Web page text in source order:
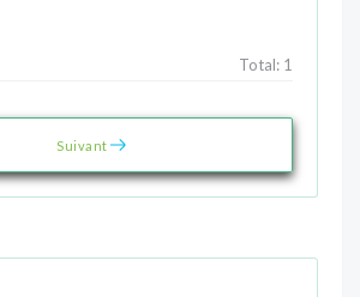
Total: 1
Suivant